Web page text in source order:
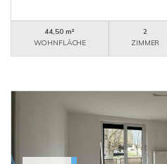
44,50 m²
WOHNFLÄCHE
2
ZIMMER